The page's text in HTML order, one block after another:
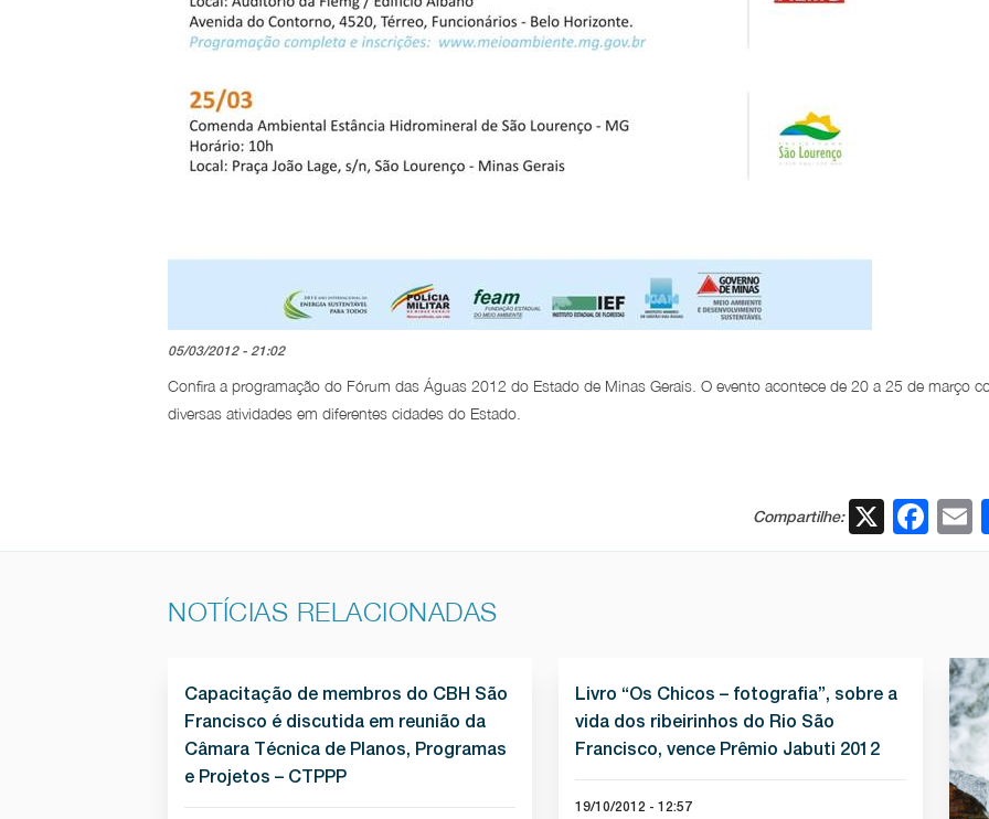
05/03/2012 - 21:02
Confira a programação do Fórum das Águas 2012 do Estado de Minas Gerais. O evento acontece de 20 a 25 de março
diversas atividades em diferentes cidades do Estado.
Compartilhe: X
NOTÍCIAS RELACIONADAS
Capacitação de membros do CBH São
Francisco é discutida em reunião da
Câmara Técnica de Planos, Programas
e Projetos – CTPPP
Livro “Os Chicos – fotografia”, sobre a
vida dos ribeirinhos do Rio São
Francisco, vence Prêmio Jabuti 2012
19/10/2012 - 12:57